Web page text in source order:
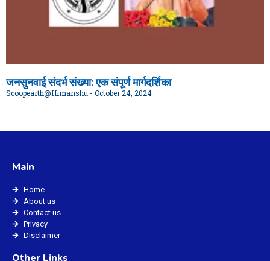
जनसुनवाई संदर्भ संख्या: एक संपूर्ण मार्गदर्शिका
Scoopearth@Himanshu October 24, 2024
Main
Home
About us
Contact us
Privacy
Disclaimer
Other Links